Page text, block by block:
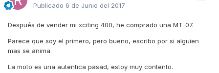
Publicado 6 de Junio del 2017
Después de vender mi xciting 400, he comprado una MT-07.
Parece que soy el primero, pero bueno, escribo por si alguien
mas se anima.
La moto es una autentica pasad, estoy muy contento.